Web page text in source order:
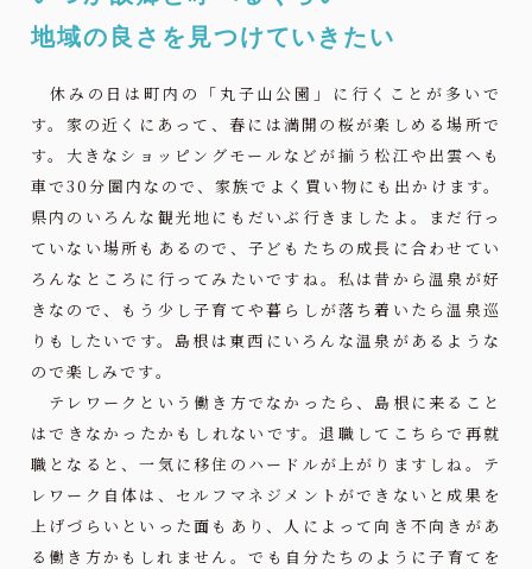
地域の良さを見つけていきたい
休みの日は町内の「丸子山公園」に行くことが多いで
す。家の近くにあって、春には満開の桜が楽しめる場所で
す。大きなショッピングモールなどが揃う松江や出雲へも
車で30分圏内なので、家族でよく買い物にも出かけます。
県内のいろんな観光地にもだいぶ行きましたよ。まだ行っ
ていない場所もあるので、子どもたちの成長に合わせてい
ろんなところに行ってみたいですね。私は昔から温泉が好
きなので、もう少し子育てや暮らしが落ち着いたら温泉巡
りもしたいです。島根は東西にいろんな温泉があるような
ので楽しみです。
テレワークという働き方でなかったら、島根に来ること
はできなかったかもしれないです。退職してこちらで再就
職となると、一気に移住のハードルが上がりますしね。テ
レワーク自体は、セルフマネジメントができないと成果を
上げづらいといった面もあり、人によって向き不向きがあ
る働き方かもしれません。でも自分たちのように子育てを